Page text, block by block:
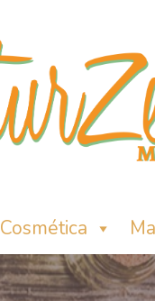
Cosmética